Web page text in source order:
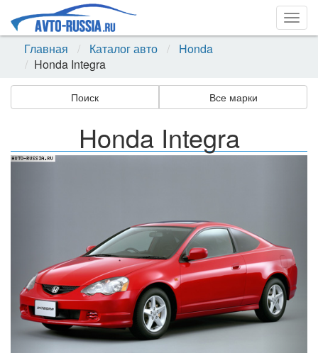
Главная
Каталог авто
Honda
Honda Integra
Поиск Все марки
Honda Integra
Назад